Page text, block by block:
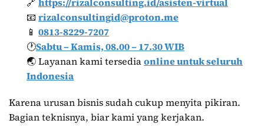
📧 rizalconsultingid@proton.me
📱 0813-8229-7207
🕐Sabtu – Kamis, 08.00 – 17.30 WIB
🌏 Layanan kami tersediaonline untuk seluruh
Indonesia
Karena urusan bisnis sudah cukup menyita pikiran.
Bagian teknisnya, biar kami yang kerjakan.